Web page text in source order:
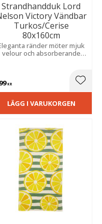
i favoriter
Strandhandduk Lord
Victory Vändbar
Turkos/Cerise
80x160cm
ränder möter mjuk
velour och absorberande
KR
LÄGG I VARUKORGEN